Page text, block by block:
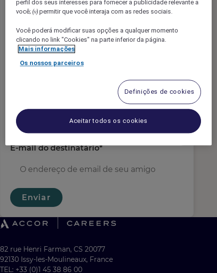
Nome do remetente*
e-mail do remetente
E-mail do destinatário*
Enviar
82 rue Henri Farman, CS 20077
92130 Issy-les-Moulineaux, France
TEL: +33 (0)1 45 38 86 00
perfil dos seus interesses para fornecer a publicidade relevante a
você;(v) permitir que você interaja com as redes sociais.
Você poderá modificar suas opções a qualquer momento
clicando no link "Cookies" na parte inferior da página.
Mais informações
Os nossos parceiros
Definições de cookies
Aceitar todos os cookies